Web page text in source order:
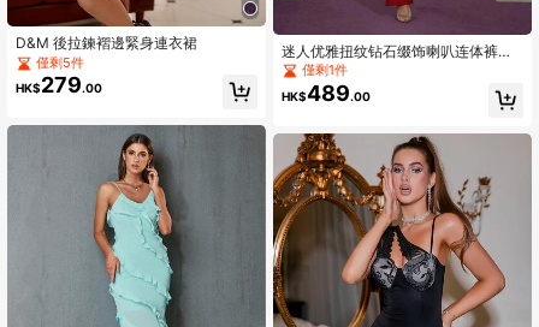
D&M 後拉鍊褶邊緊身連衣裙
僅剩5件
HK$279.00
迷人优雅扭纹钻石缀饰喇叭连体裤、
派对节日连衣裙
僅剩1件
HK$489.00